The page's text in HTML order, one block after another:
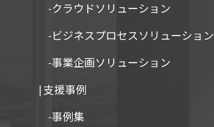
-クラウドソリューション
-ビジネスプロセスソリューション
-事業企画ソリューション
|支援事例
-事例集